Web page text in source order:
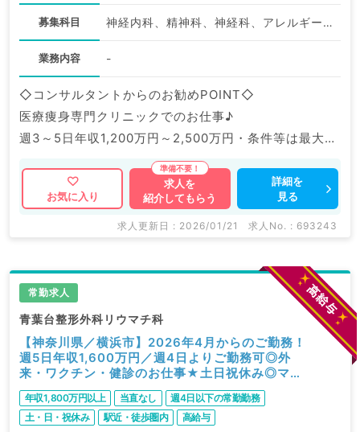
募集科目 神経内科、精神科、神経科、アレルギー科、リウマチ科、小児科、整形外科、形成外科、美容外科、脳神経外科、呼吸器外科、心臓血管外科、小児外科、皮膚科、泌尿器科、産婦人科、産科、婦人科、眼科、耳鼻咽喉科、気管食道科、放射線科、リハビリテーション科、麻酔科、ペインクリニック、人工透析科、緩和ケア科、一般内科、循環器内科、呼吸器内科、消化器内科、内分泌・代謝内科、腎臓内科、老年内科、血液内科、外科系全般、一般外科、消化器外科、乳腺外科、総合診療科、美容皮膚科、健診・人間ドック、救急科・ＩＣＵ、病理科、基礎医学系、膠原病科、スポーツ整形外科、大腸・肛門外科、その他、産業医、科目不問
業務内容 -
◇コンサルタントからのお勧めPOINT◇
医療痩身専門クリニックでのお仕事♪
週3～5日年収1,200万円～2,500万円・条件等は最大限
考慮◎しっかり稼ぎたい先生にもおススメです。
医療痩身クリニックのパイオニアであり、指導体制も充
実しております。
関求人はもちろんのこと、
掲載情報以外にも産業医等の企業系求人も多数扱ってい
ます。
求人内容の詳細等はお気軽にお問合せ下さい。
お気に入り
求人を
紹介してもらう
詳細を
見る
求人更新日 : 2026/01/21 求人No. : 693243
常勤求人
青葉台整形外科リウマチ科
【神奈川県／横浜市】2026年4月からのご勤務！
週5日年収1,600万円／週4日よりご勤務可◎外
来・ワクチン・健診のお仕事★土日祝休み◎マイ
カー通勤可／駐車場有♪（リウマチ内科／常勤）
年収1,800万円以上 当直なし
週4日以下の常勤勤務
土・日・祝休み
駅近・徒歩圏内 高給与